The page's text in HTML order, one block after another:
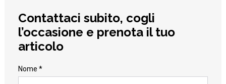
Contattaci subito, cogli
l’occasione e prenota il tuo
articolo
Nome *